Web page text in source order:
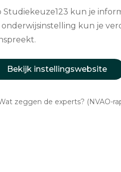
Studiekeuze123 kun je
onderwijsinstelling kun je
Bekijk instellingswebsite
zeggen de experts? (NVAO-